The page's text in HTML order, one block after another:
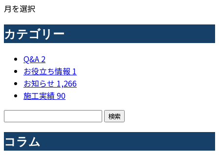
月を選択
カテゴリー
Q&A 2
お役立ち情報 1
お知らせ 1,266
施工実績90
コラム